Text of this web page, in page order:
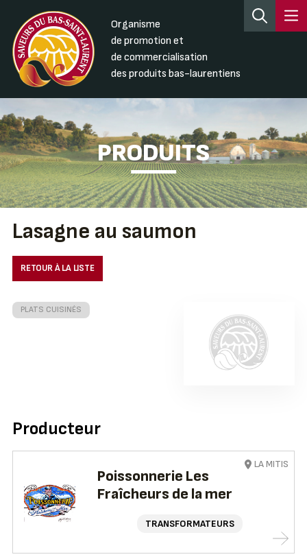
Organisme
de promotion et
de commercialisation
des produits bas-laurentiens
PRODUITS
Lasagne au saumon
RETOUR À LA LISTE
PLATS CUISINÉS
Producteur
Poissonnerie Les
Fraîcheurs de la mer
TRANSFORMATEURS
LA MITIS